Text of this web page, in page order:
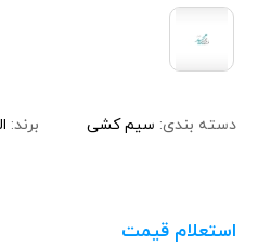
دسته بندی: سیم کشی برند:
استعلام قیمت